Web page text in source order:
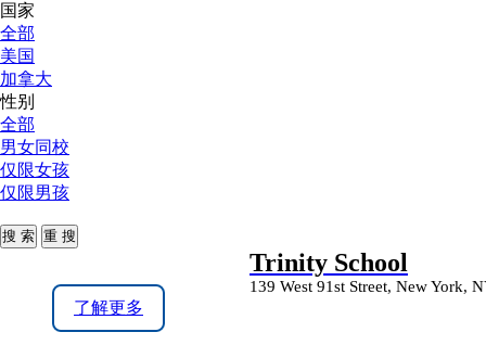
国家
全部
美国
加拿大
性别
全部
男女同校
仅限女孩
仅限男孩
了解更多
Trinity School
139 West 91st Street, New York,